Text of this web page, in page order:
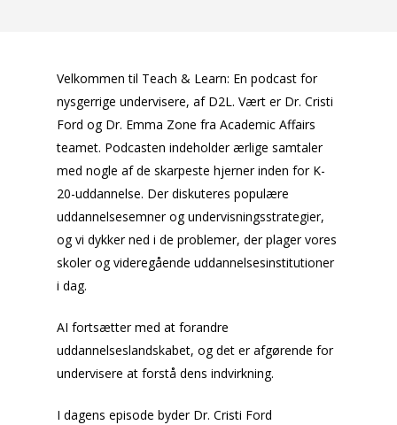
Velkommen til Teach & Learn: En podcast for
nysgerrige undervisere, af D2L. Vært er Dr. Cristi
Ford og Dr. Emma Zone fra Academic Affairs
teamet. Podcasten indeholder ærlige samtaler
med nogle af de skarpeste hjerner inden for K-
20-uddannelse. Der diskuteres populære
uddannelsesemner og undervisningsstrategier,
og vi dykker ned i de problemer, der plager vores
skoler og videregående uddannelsesinstitutioner
i dag.
AI fortsætter med at forandre
uddannelseslandskabet, og det er afgørende for
undervisere at forstå dens indvirkning.
I dagens episode byder Dr. Cristi Ford